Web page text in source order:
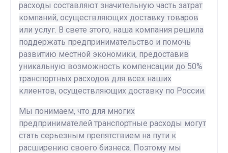
расходы составляют значительную часть затрат
компаний, осуществляющих доставку товаров
или услуг. В свете этого, наша компания решила
поддержать предпринимательство и помочь
развитию местной экономики, предоставив
уникальную возможность компенсации до 50%
транспортных расходов для всех наших
клиентов, осуществляющих доставку по России.
Мы понимаем, что для многих
предпринимателей транспортные расходы могут
стать серьезным препятствием на пути к
расширению своего бизнеса. Поэтому мы